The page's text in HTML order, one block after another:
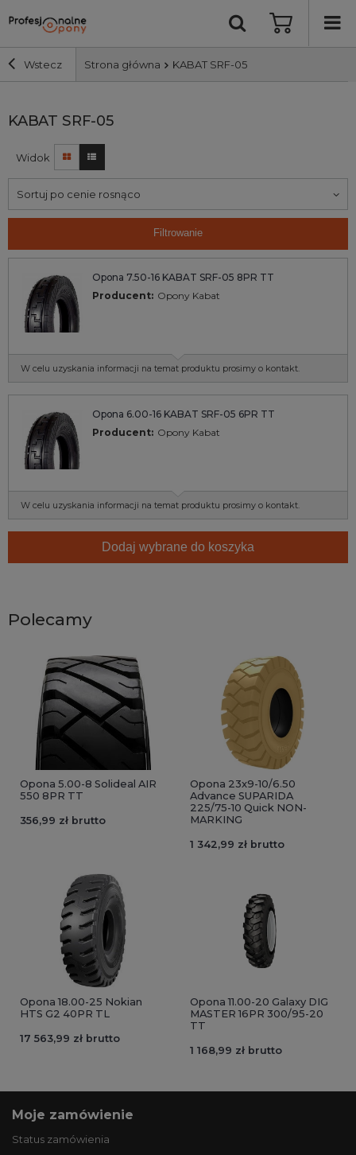
Wstecz Strona główna KABAT SRF-05
Szerokość i profil
Średnica
Producent
Nośność
KABAT SRF-05
Widok
Sortuj po cenie rosnąco
Filtrowanie
Opona 7.50-16 KABAT SRF-05 8PR TT
Producent: Opony Kabat
W celu uzyskania informacji na temat produktu prosimy o kontakt.
Opona 6.00-16 KABAT SRF-05 6PR TT
Producent: Opony Kabat
W celu uzyskania informacji na temat produktu prosimy o kontakt.
Dodaj wybrane do koszyka
Polecamy
Opona 5.00-8 Solideal AIR
550 8PR TT
356,99 zł brutto
Opona 23x9-10/6.50
Advance SUPARIDA
225/75-10 Quick NON-
MARKING
1 342,99 zł brutto
Opona 18.00-25 Nokian
HTS G2 40PR TL
17 563,99 zł brutto
Opona 11.00-20 Galaxy DIG
MASTER 16PR 300/95-20
TT
1 168,99 zł brutto
Moje zamówienie
Status zamówienia